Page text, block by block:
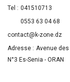
Tel : 041510713
0553 63 04 68
contact@k-zone.dz
Adresse : Avenue des
N°3 Es-Senia - ORAN